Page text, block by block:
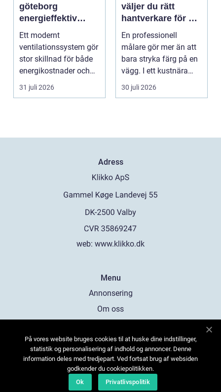
göteborg
energieffektiv
lösning för ett
bättre
inomhusklimat
Ett modernt
ventilationssystem gör
stor skillnad för både
energikostnader och
välmående. I en stad
s...
31 juli 2026
väljer du rätt
hantverkare för ett
hållbart resultat
En professionell
målare gör mer än att
bara stryka färg på en
vägg. I ett kustnära
område som Kalmar...
30 juli 2026
Adress
web: www.klikko.dk
Menu
Annonsering
Om oss
Kontakta oss
Sitemap
På vores website bruges cookies til at huske dine indstillinger,
statistik og personalisering af indhold og annoncer. Denne
information deles med tredjepart. Ved fortsat brug af websiden
godkender du cookiepolitikken.
Ok
Privatlivspolitik